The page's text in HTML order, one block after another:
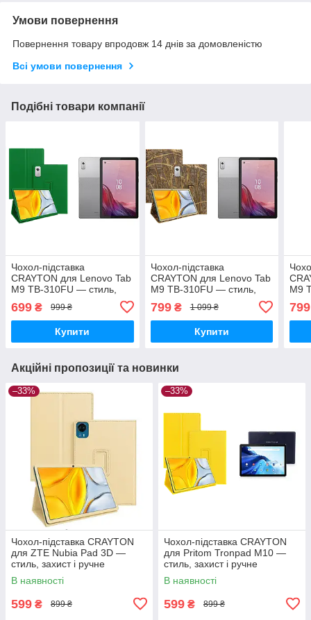
Умови повернення
Повернення товару впродовж 14 днів за домовленістю
Всі умови повернення
Подібні товари компанії
Чохол-підставка
CRAYTON для Lenovo Tab
M9 TB-310FU — стиль,
захист і ручне збирання,
колір Зелений тм
699 ₴ 999 ₴
Купити
Чохол-підставка
CRAYTON для Lenovo Tab
M9 TB-310FU — стиль,
захист і ручне збирання,
колір Камиш
799₴ 1 099 ₴
Купити
M9
799
Акційні пропозиції та новинки
–33%
Чохол-підставка CRAYTON
для ZTE Nubia Pad 3D —
стиль, захист і ручне
збирання, колір Бежевий
В наявності
599 ₴ 899 ₴
–33%
Чохол-підставка CRAYTON
для Pritom Tronpad M10 —
стиль, захист і ручне
збирання, колір Жовтий
В наявності
599 ₴ 899 ₴